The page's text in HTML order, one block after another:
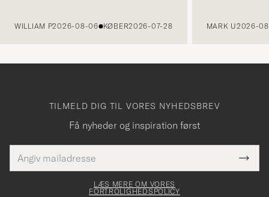
WILLIAM P2026-08-06 KØBER2026-07-28 MARK U2026-
TILMELD DIG TIL VORES NYHEDSBREV
Få nyheder og inspiration først
mailadresse
skal
Tack
för
LÆS MERE OM VORES
FORTROLIGHEDSPOLICY